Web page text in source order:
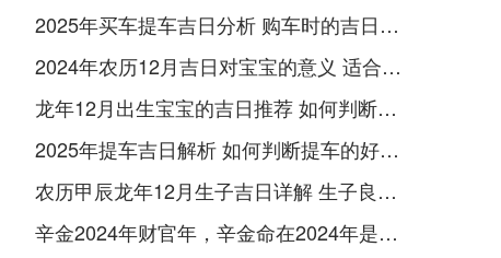
2025年买车提车吉日分析 购车时的吉日与禁忌
2024年农历12月吉日对宝宝的意义 适合龙年宝宝出生的日子有哪些
龙年12月出生宝宝的吉日推荐 如何判断吉日是否适合宝宝
2025年提车吉日解析 如何判断提车的好日子
农历甲辰龙年12月生子吉日详解 生子良辰的影响因素
辛金2024年财官年，辛金命在2024年是财官年还是财印年